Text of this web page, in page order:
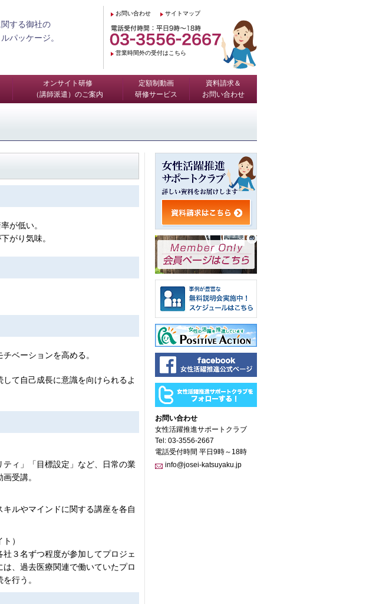
する御社の
パッケージ。
お問い合わせ サイトマップ
営業時間外の受付はこちら
オンサイト研修
（講師派遣）のご案内
定額制動画
研修サービス
資料請求＆
お問い合わせ
が低い。
がり気味。
ベーションを高める。
て自己成長に意識を向けられるよ
ティ」「目標設定」など、日常の業
受講。
ルやマインドに関する講座を各自
）
社３名ずつ程度が参加してプロジェ
、過去医療関連で働いていたプロ
行う。
お問い合わせ
女性活躍推進サポートクラブ
Tel: 03-3556-2667
電話受付時間 平日9時～18時
info@josei-katsuyaku.jp